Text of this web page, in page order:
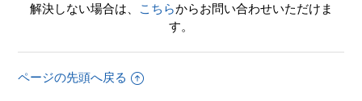
【PS5/ソニック × シャドウ ジェネレーションズ】インター
ネットプレイで相手（他の人）が確認できる自分の（個人）
解決しない場合は、 こちらからお問い合わせいただけま
す。
ページの先頭へ戻る